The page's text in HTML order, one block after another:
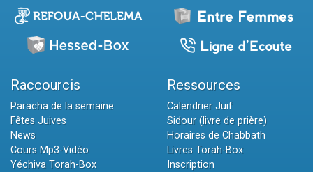
Raccourcis
Paracha de la semaine
Fêtes Juives
News
Cours Mp3-Vidéo
Yéchiva Torah-Box
Ressources
Calendrier Juif
Sidour (livre de prière)
Horaires de Chabbath
Livres Torah-Box
Inscription